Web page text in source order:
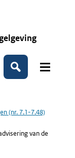
Zoeken
(nr. 7.1-7.48)
van de